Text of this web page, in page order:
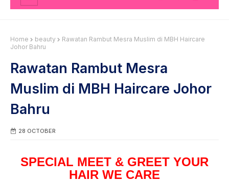
Home beauty
Rawatan Rambut Mesra Muslim di MBH Haircare
Johor Bahru
Rawatan Rambut Mesra
Muslim di MBH Haircare Johor
Bahru
28 OCTOBER
SPECIAL MEET & GREET YOUR
HAIR WE CARE